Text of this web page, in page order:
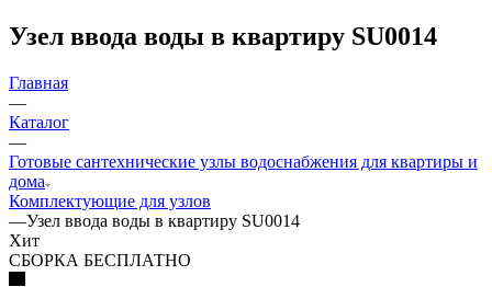
Узел ввода воды в квартиру SU0014
Главная
—
Каталог
—
Готовые сантехнические узлы водоснабжения для квартиры и
дома
Комплектующие для узлов
—Узел ввода воды в квартиру SU0014
Хит
СБОРКА БЕСПЛАТНО